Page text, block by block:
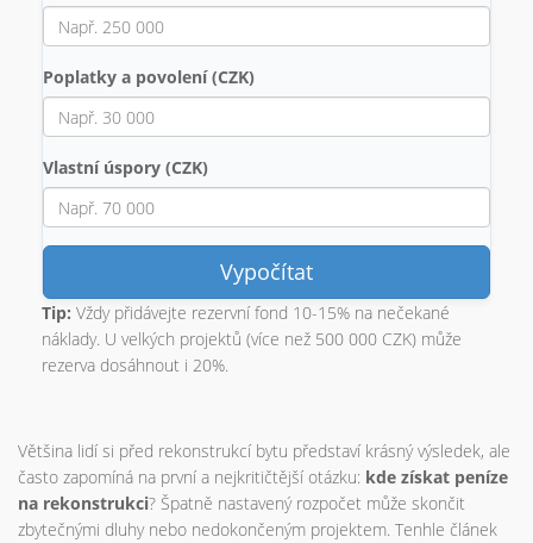
Poplatky a povolení (CZK)
Vlastní úspory (CZK)
Vypočítat
Tip: Vždy přidávejte rezervní fond 10-15% na nečekané
náklady. U velkých projektů (více než 500 000 CZK) může
rezerva dosáhnout i 20%.
Většina lidí si před rekonstrukcí bytu představí krásný výsledek, ale
často zapomíná na první a nejkritičtější otázku: kde získat peníze
na rekonstrukci? Špatně nastavený rozpočet může skončit
zbytečnými dluhy nebo nedokončeným projektem. Tenhle článek